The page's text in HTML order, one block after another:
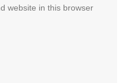
website in this browser